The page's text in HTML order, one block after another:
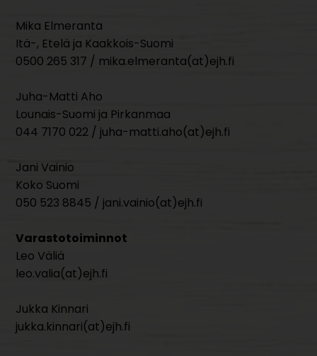
Mika Elmeranta
Itä-, Etelä ja Kaakkois-Suomi
0500 265 317 / mika.elmeranta(at)ejh.fi
Juha-Matti Aho
Lounais-Suomi ja Pirkanmaa
044 7170 022 / juha-matti.aho(at)ejh.fi
Jani Vainio
Koko Suomi
050 523 8845 / jani.vainio(at)ejh.fi
Varastotoiminnot
Leo Väliä
leo.valia(at)ejh.fi
Jukka Kinnari
jukka.kinnari(at)ejh.fi